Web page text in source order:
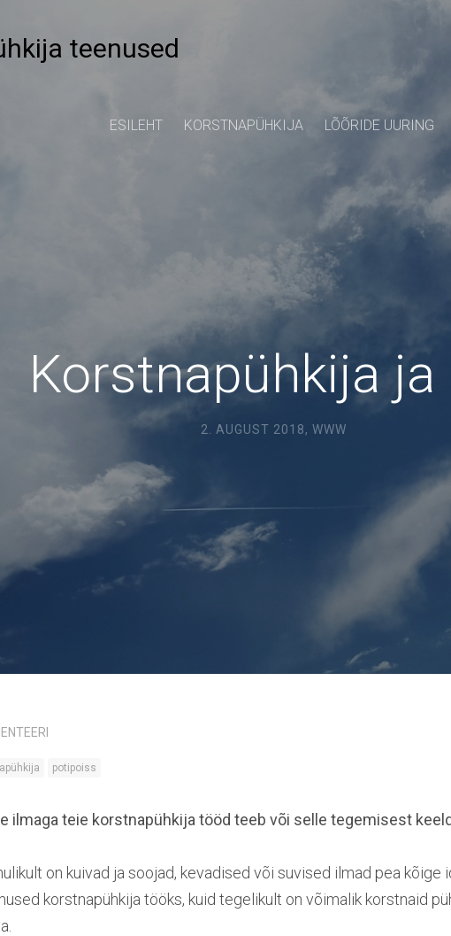
teenused
ESILEHT KORSTNAPÜHKIJA LÕÕRIDE UURING
Korstnapühkija ja
2. AUGUST 2018, WWW
potipoiss
ilmaga teie korstnapühkija tööd teeb või selle tegemisest
on kuivad ja soojad, kevadised või suvised ilmad pea kõige
korstnapühkija tööks, kuid tegelikult on võimalik korstnaid